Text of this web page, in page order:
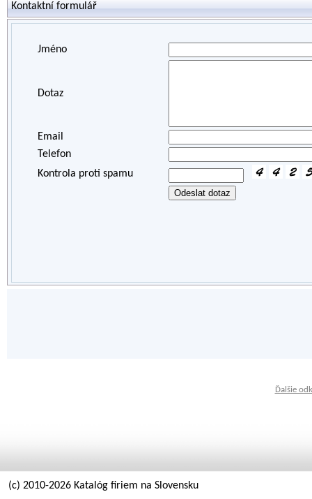
Kontaktní formulář
Jméno
Dotaz
Email
Telefon
Kontrola proti spamu
Ďalšie
(c) 2010-2026 Katalóg firiem na Slovensku